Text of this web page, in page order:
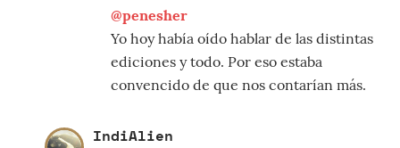
@penesher
Yo hoy había oído hablar de las distintas
ediciones y todo. Por eso estaba
convencido de que nos contarían más.
IndiAlien